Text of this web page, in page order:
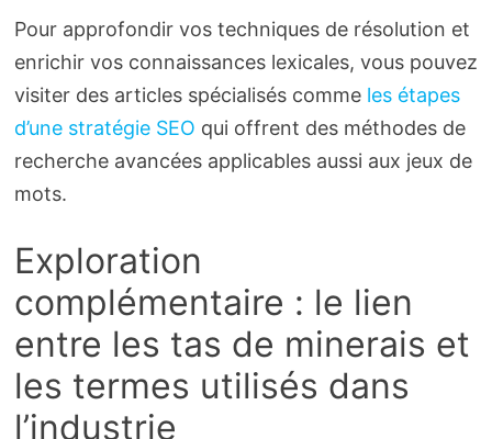
Pour approfondir vos techniques de résolution et
enrichir vos connaissances lexicales, vous pouvez
visiter des articles spécialisés comme les étapes
d’une stratégie SEO qui offrent des méthodes de
recherche avancées applicables aussi aux jeux de
mots.
Exploration
complémentaire : le lien
entre les tas de minerais et
les termes utilisés dans
l’industrie